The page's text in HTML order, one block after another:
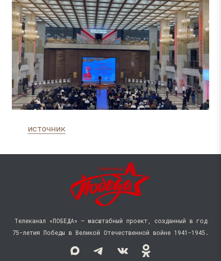
источник
Телеканал «ПОБЕДА» — масштабный проект, созданный в год
75-летия Победы в Великой Отечественной войне 1941−1945.